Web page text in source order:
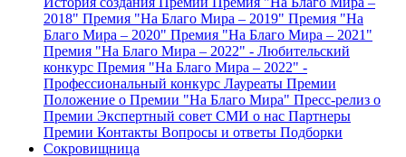
2018" Премия "На Благо Мира – 2019" Премия "На
Благо Мира – 2020" Премия "На Благо Мира – 2021"
Премия "На Благо Мира – 2022" - Любительский
конкурс Премия "На Благо Мира – 2022" -
Профессиональный конкурс Лауреаты Премии
Положение о Премии "На Благо Мира" Пресс-релиз о
Премии Экспертный совет СМИ о нас Партнеры
Премии Контакты Вопросы и ответы Подборки
Сокровищница